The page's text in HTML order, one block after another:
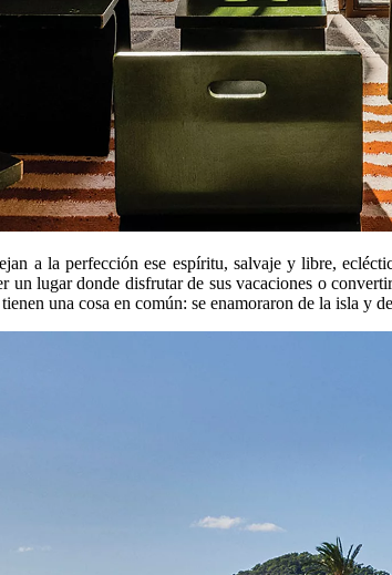
a la perfección ese espíritu, salvaje y libre,
un lugar donde disfrutar de sus vacaciones o
una cosa en común: se enamoraron de la isla y